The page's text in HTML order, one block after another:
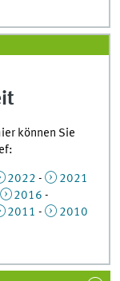
können Sie
2022 -
2021
2016 -
2011 -
2010